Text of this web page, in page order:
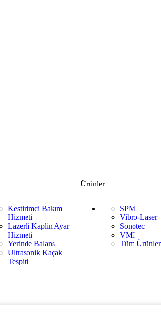
Kestirimci Bakım
Hizmeti
Lazerli Kaplin Ayar
Hizmeti
Yerinde Balans
Ultrasonik Kaçak
Tespiti
Ürünler
SPM
Vibro-Laser
Sonotec
VMI
Tüm Ürünler